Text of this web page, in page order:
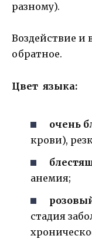
разному).
Воздействие и
обратное.
Цвет языка:
очень
крови),
анемия;
стадия